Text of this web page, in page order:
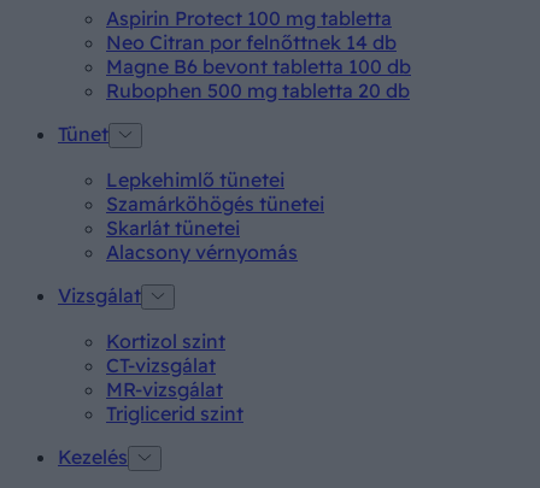
Aspirin Protect 100 mg tabletta
Neo Citran por felnőttnek 14 db
Magne B6 bevont tabletta 100 db
Rubophen 500 mg tabletta 20 db
Tünet
Lepkehimlő tünetei
Szamárköhögés tünetei
Skarlát tünetei
Alacsony vérnyomás
Vizsgálat
Kortizol szint
CT-vizsgálat
MR-vizsgálat
Triglicerid szint
Kezelés